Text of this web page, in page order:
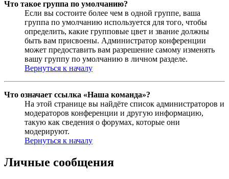
Что такое группа по умолчанию?
Если вы состоите более чем в одной группе, ваша
группа по умолчанию используется для того, чтобы
определить, какие групповые цвет и звание должны
быть вам присвоены. Администратор конференции
может предоставить вам разрешение самому изменять
вашу группу по умолчанию в личном разделе.
Вернуться к началу
Что означает ссылка «Наша команда»?
На этой странице вы найдёте список администраторов и
модераторов конференции и другую информацию,
такую как сведения о форумах, которые они
модерируют.
Вернуться к началу
Личные сообщения